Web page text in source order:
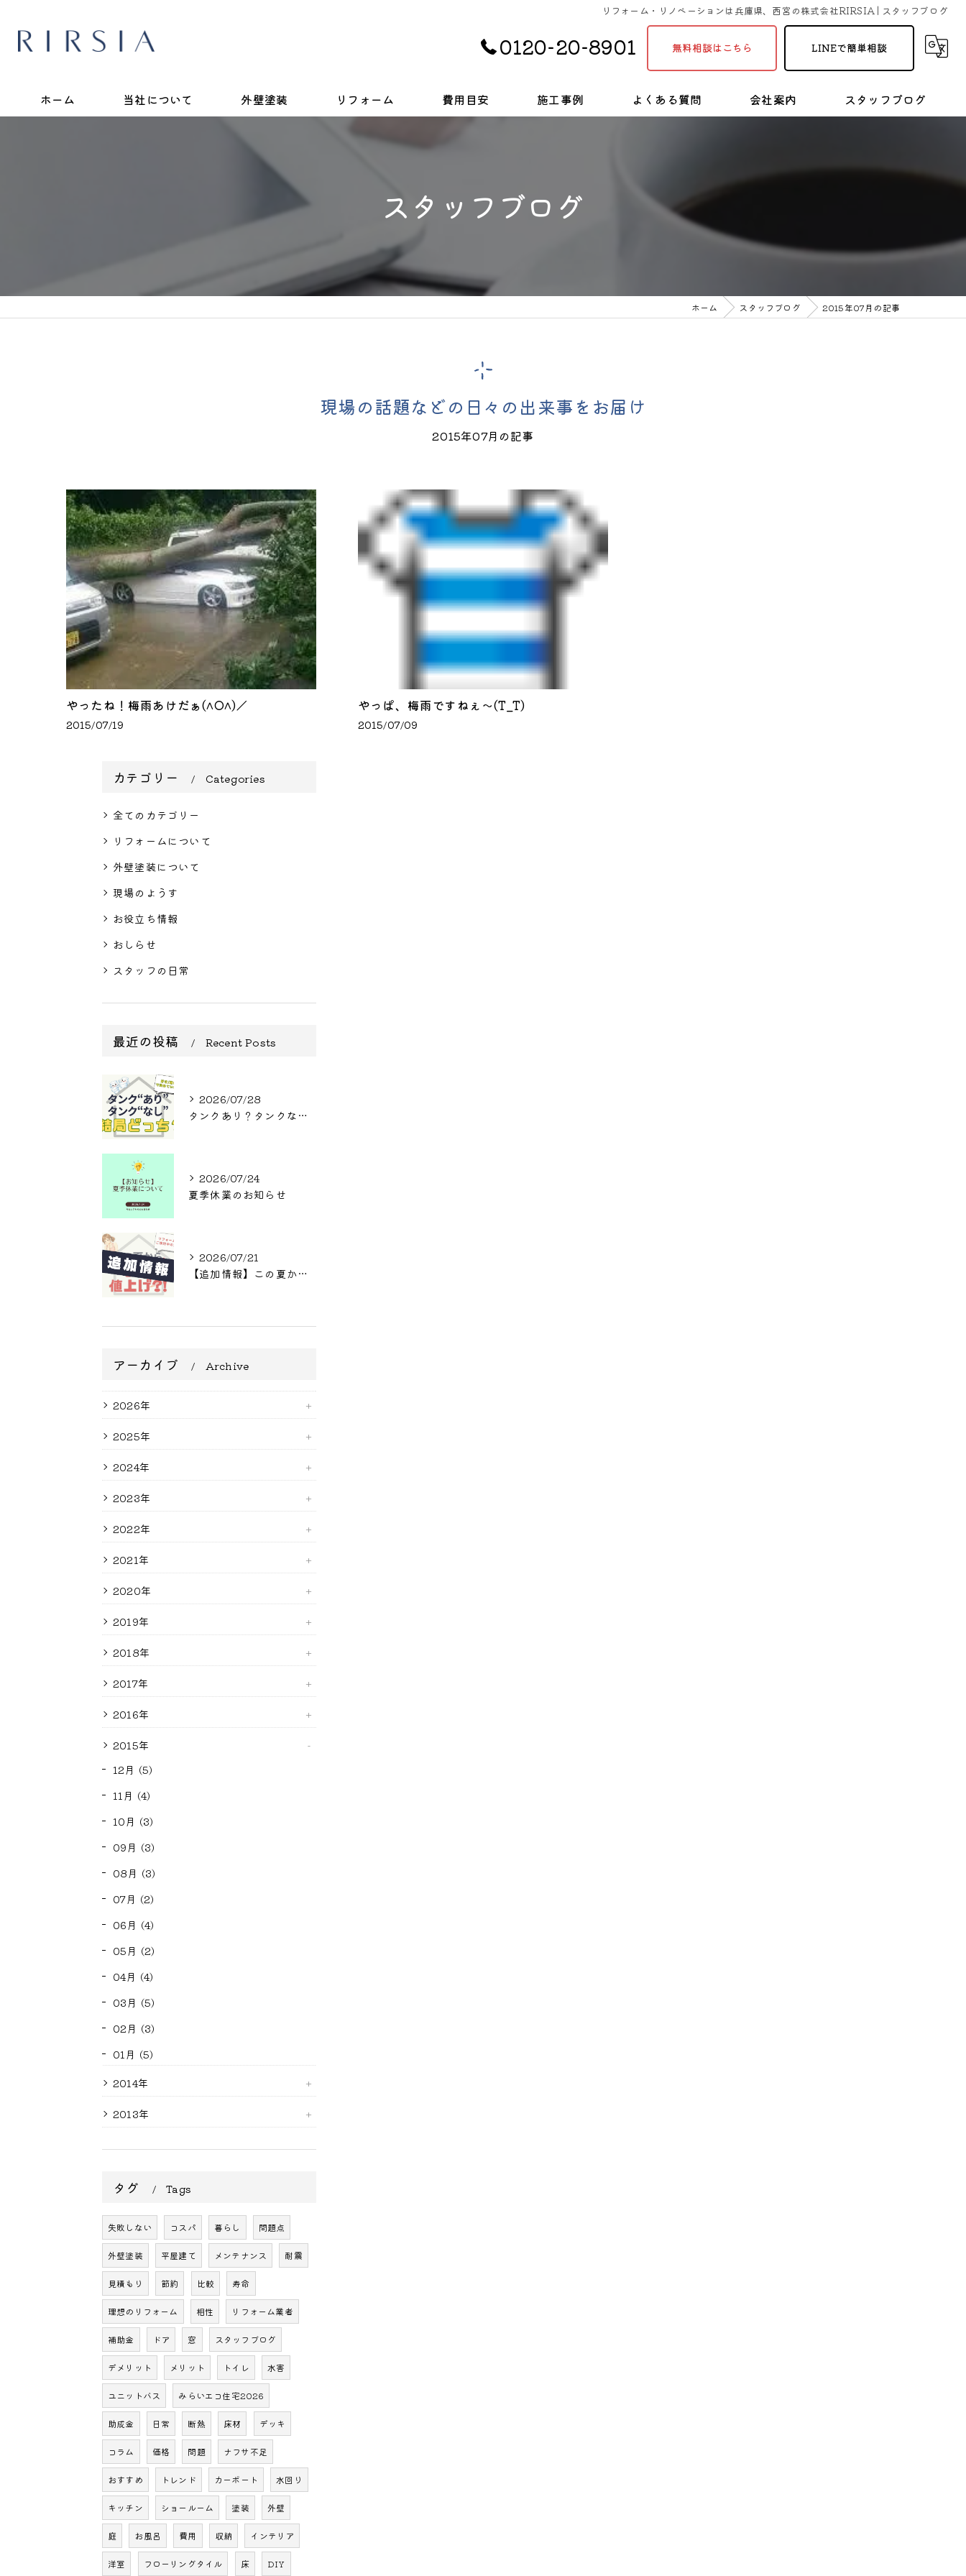
リフォーム・リノベーションは兵庫県、西宮の株式会社RIRSIA | スタッフブログ
0120-20-8901 無料相談はこちら LINEで簡単相談
ホーム 当社について 外壁塗装 リフォーム 費用目安 施工事例 よくある質問 会社案内 スタッフブログ
スタッフブログ
ホーム スタッフブログ 2015年07月の記事
現場の話題などの日々の出来事をお届け
2015年07月の記事
やったね！梅雨あけだぁ(^O^)／
2015/07/19
やっぱ、梅雨ですねぇ～(T_T)
2015/07/09
カテゴリー Categories
全てのカテゴリー
リフォームについて
外壁塗装について
現場のようす
お役立ち情報
おしらせ
スタッフの日常
最近の投稿 Recent Posts
2026/07/28
タンクあり？タンクなし？結局どっち？
2026/07/24
夏季休業のお知らせ
2026/07/21
【追加情報】この夏からまた値上げ?! リフォームをご検討中の方へ
アーカイブ Archive
2026年
2025年
2024年
2023年
2022年
2021年
2020年
2019年
2018年
2017年
2016年
2015年
12月 (5)
11月 (4)
10月 (3)
09月 (3)
08月 (3)
07月 (2)
06月 (4)
05月 (2)
04月 (4)
03月 (5)
02月 (3)
01月 (5)
2014年
2013年
タグ Tags
失敗しない コスパ 暮らし 問題点
外壁塗装 平屋建て メンテナンス 耐震
見積もり 節約 比較 寿命
理想のリフォーム 相性 リフォーム業者
補助金 ドア 窓 スタッフブログ
デメリット メリット トイレ 水害
ユニットバス みらいエコ住宅2026
助成金 日常 断熱 床材 デッキ
コラム 価格 問題 ナフサ不足
おすすめ トレンド カーポート 水回り
キッチン ショールーム 塗装 外壁
庭 お風呂 費用 収納 インテリア
洋室 フローリングタイル 床 DIY